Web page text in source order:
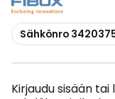
Kopioi
Sähkönro
Kirjaudu sisään